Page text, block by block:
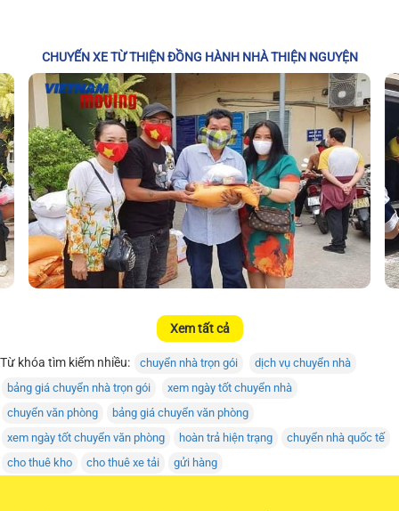
CHUYẾN XE TỪ THIỆN ĐỒNG HÀNH NHÀ THIỆN NGUYỆN
Xem tất cả
Từ khóa tìm kiếm nhiều: chuyển nhà trọn gói
dịch vụ chuyển nhà
bảng giá chuyển nhà trọn gói
xem ngày tốt chuyển nhà
chuyển văn phòng
bảng giá chuyển văn phòng
xem ngày tốt chuyển văn phòng
hoàn trả hiện trạng
chuyển nhà quốc tế
cho thuê kho
cho thuê xe tải gửi hàng